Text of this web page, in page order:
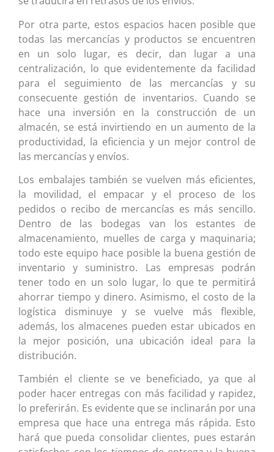
Por otra parte, estos espacios hacen posible que
todas las mercancías y productos se encuentren
en un solo lugar, es decir, dan lugar a una
centralización, lo que evidentemente da facilidad
para el seguimiento de las mercancías y su
consecuente gestión de inventarios. Cuando se
hace una inversión en la construcción de un
almacén, se está invirtiendo en un aumento de la
productividad, la eficiencia y un mejor control de
las mercancías y envíos.
Los embalajes también se vuelven más eficientes,
la movilidad, el empacar y el proceso de los
pedidos o recibo de mercancías es más sencillo.
Dentro de las bodegas van los estantes de
almacenamiento, muelles de carga y maquinaria;
todo este equipo hace posible la buena gestión de
inventario y suministro. Las empresas podrán
tener todo en un solo lugar, lo que te permitirá
ahorrar tiempo y dinero. Asimismo, el costo de la
logística disminuye y se vuelve más flexible,
además, los almacenes pueden estar ubicados en
la mejor posición, una ubicación ideal para la
distribución.
También el cliente se ve beneficiado, ya que al
poder hacer entregas con más facilidad y rapidez,
lo preferirán. Es evidente que se inclinarán por una
empresa que hace una entrega más rápida. Esto
hará que pueda consolidar clientes, pues estarán